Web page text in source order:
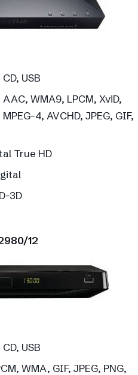
USB
WMA9, LPCM, XviD,
4, AVCHD, JPEG, GIF,
True HD
3D
12
USB
WMA, GIF, JPEG, PNG,